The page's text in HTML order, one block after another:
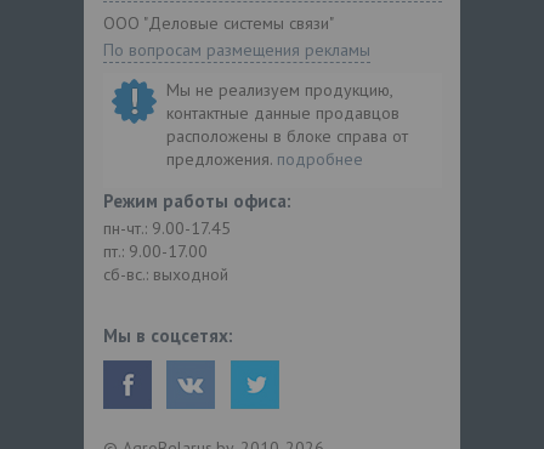
ООО "Деловые системы связи"
По вопросам размещения рекламы
Мы не реализуем продукцию,
контактные данные продавцов
расположены в блоке справа от
предложения. подробнее
Режим работы офиса:
пн-чт.: 9.00-17.45
пт.: 9.00-17.00
сб-вс.: выходной
Мы в соцсетях: